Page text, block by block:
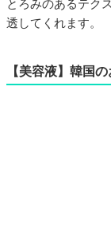
とろみのあるテク
透してくれます。
【美容液】韓国